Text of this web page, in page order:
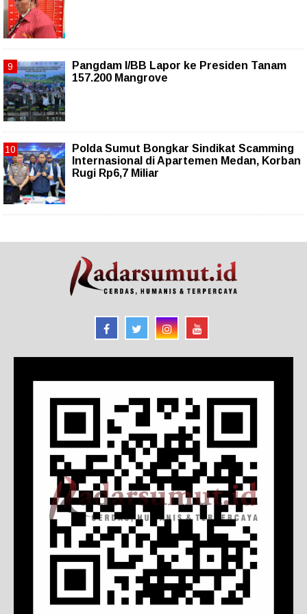
Pangdam I/BB Lapor ke Presiden Tanam
157.200 Mangrove
Polda Sumut Bongkar Sindikat Scamming
Internasional di Apartemen Medan, Korban
Rugi Rp6,7 Miliar